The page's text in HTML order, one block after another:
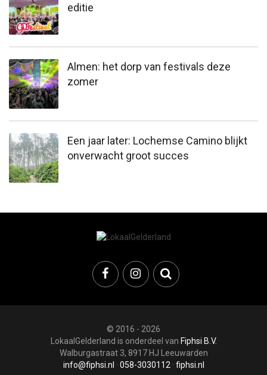
editie
Almen: het dorp van festivals deze
zomer
Een jaar later: Lochemse Camino blijkt
onverwacht groot succes
© 2016 - 2026
LokaalGelderland is onderdeel van Fiphsi B.V.
Walburgastraat 3, 8917 HJ Leeuwarden
info@fiphsi.nl · 058-3030112 · fiphsi.nl